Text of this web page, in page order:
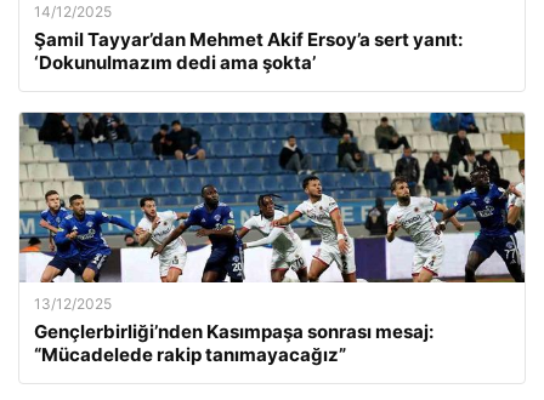
14/12/2025
Şamil Tayyar’dan Mehmet Akif Ersoy’a sert yanıt:
‘Dokunulmazım dedi ama şokta’
13/12/2025
Gençlerbirliği’nden Kasımpaşa sonrası mesaj:
“Mücadelede rakip tanımayacağız”